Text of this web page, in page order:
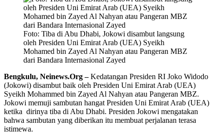
Foto: Tiba di Abu Dhabi, Jokowi disambut langsung
oleh Presiden Uni Emirat Arab (UEA) Syeikh
Mohamed bin Zayed Al Nahyan atau Pangeran MBZ
dari Bandara Internasional Zayed
Bengkulu, Neinews.Org –Kedatangan Presiden RI Joko Widodo
(Jokowi) disambut baik oleh Presiden Uni Emirat Arab (UEA)
Syeikh Mohammed bin Zayed Al Nahyan atau Pangeran MBZ.
Jokowi memuji sambutan hangat Presiden Uni Emirat Arab (UEA)
ketika dirinya tiba di Abu Dhabi. Presiden Jokowi mengatakan
bahwa sambutan yang diberikan itu membuat perjalanan terasa
istimewa.